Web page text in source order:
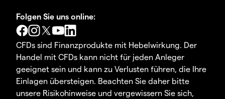
Folgen Sie uns online:
CFDs sind Finanzprodukte mit Hebelwirkung. Der
Handel mit CFDs kann nicht für jeden Anleger
geeignet sein und kann zu Verlusten führen, die Ihre
Einlagen übersteigen. Beachten Sie daher bitte
unsere Risikohinweise und vergewissern Sie sich,